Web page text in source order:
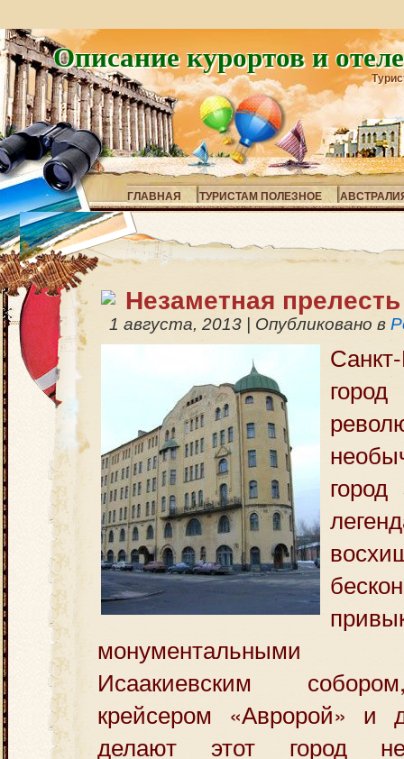
Описание курортов и
ГЛАВНАЯ ТУРИСТАМ ПОЛЕЗНОЕ
Незаметная
1 августа, 2013 Опубликовано в
монументальными
Исаакиевским
крейсером «Авророй» и
делают этот город